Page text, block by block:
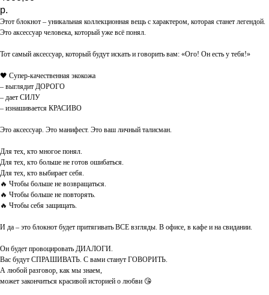
р.
Этот блокнот – уникальная коллекционная вещь с характером, которая станет легендой.
Это аксессуар человека, который уже всё понял.
Тот самый аксессуар, который будут искать и говорить вам: «Ого! Он есть у тебя!»
🖤 Супер-качественная экокожа
– выглядит ДОРОГО
– дает СИЛУ
– изнашивается КРАСИВО
Это аксессуар. Это манифест. Это ваш личный талисман.
Для тех, кто многое понял.
Для тех, кто больше не готов ошибаться.
Для тех, кто выбирает себя.
🔥 Чтобы больше не возвращаться.
🔥 Чтобы больше не повторять.
🔥 Чтобы себя защищать.
И да – это блокнот будет притягивать ВСЕ взгляды. В офисе, в кафе и на свидании.
Он будет провоцировать ДИАЛОГИ.
Вас будут СПРАШИВАТЬ. С вами станут ГОВОРИТЬ.
А любой разговор, как мы знаем,
может закончиться красивой историей о любви 😘